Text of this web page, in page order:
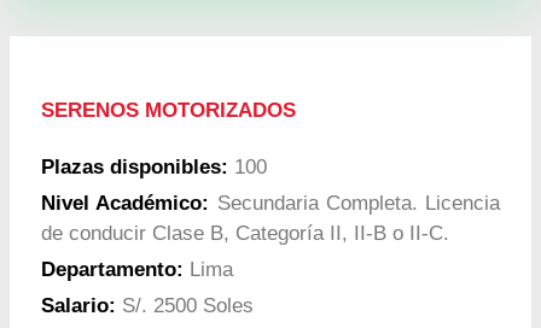
SERENOS MOTORIZADOS
Plazas disponibles: 100
Nivel Académico: Secundaria Completa. Licencia
de conducir Clase B, Categoría II, II-B o II-C.
Departamento: Lima
Salario: S/. 2500 Soles